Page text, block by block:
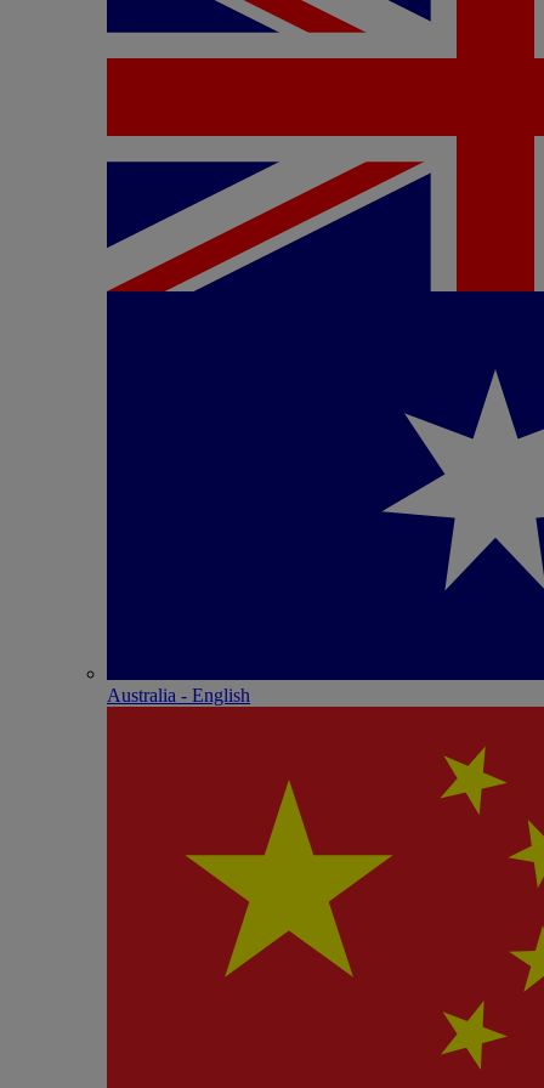
Australia - English